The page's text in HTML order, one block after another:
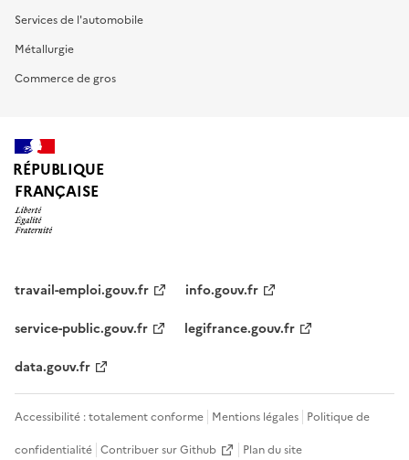
Services de l'automobile
Métallurgie
Commerce de gros
RÉPUBLIQUE
FRANÇAISE
travail-emploi.gouv.fr
info.gouv.fr
service-public.gouv.fr
legifrance.gouv.fr
data.gouv.fr
Accessibilité : totalement conforme Mentions légales Politique de
confidentialité Contribuer sur Github Plan du site